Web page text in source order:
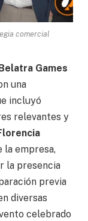
comercial
Games
una
incluyó
relevantes y
la empresa,
la presencia
previa
diversas
celebrado